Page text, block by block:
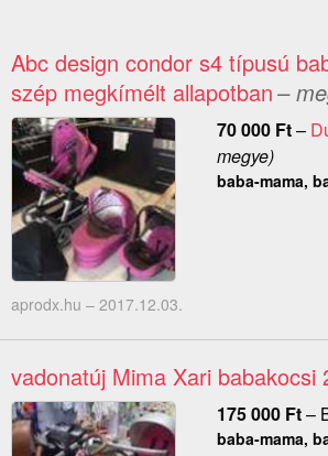
Abc design condor s4 típusú
szép megkímélt allapotban–
70 000 Ft–
megye)
baba-mama,
aprodx.hu – 2017.12.03.
vadonatúj Mima Xari babakocsi
175 000 Ft–
baba-mama,